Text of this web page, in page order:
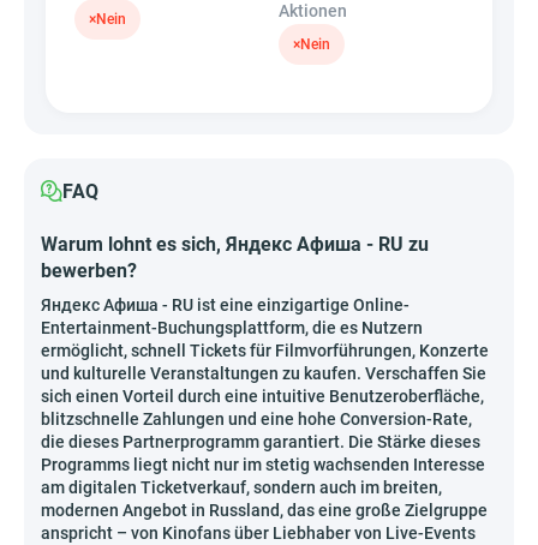
×Nein
Aktionen
×Nein
FAQ
Warum lohnt es sich, Яндекс Афиша - RU zu
bewerben?
Яндекс Афиша - RU ist eine einzigartige Online-
Entertainment-Buchungsplattform, die es Nutzern
ermöglicht, schnell Tickets für Filmvorführungen, Konzerte
und kulturelle Veranstaltungen zu kaufen. Verschaffen Sie
sich einen Vorteil durch eine intuitive Benutzeroberfläche,
blitzschnelle Zahlungen und eine hohe Conversion-Rate,
die dieses Partnerprogramm garantiert. Die Stärke dieses
Programms liegt nicht nur im stetig wachsenden Interesse
am digitalen Ticketverkauf, sondern auch im breiten,
modernen Angebot in Russland, das eine große Zielgruppe
anspricht – von Kinofans über Liebhaber von Live-Events